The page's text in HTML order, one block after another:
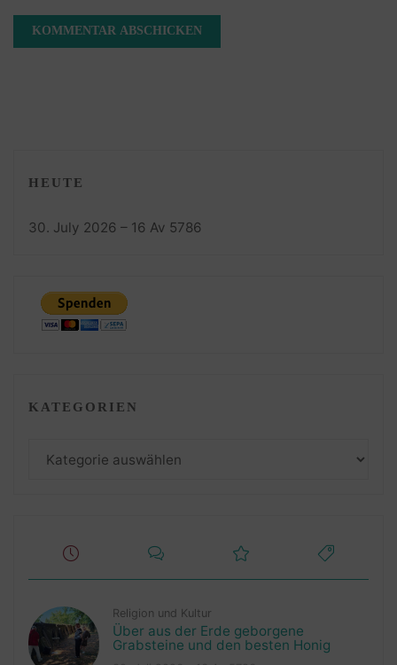
HEUTE
30. July 2026 – 16 Av 5786
KATEGORIEN
Religion und Kultur
Über aus der Erde geborgene
Grabsteine und den besten Honig